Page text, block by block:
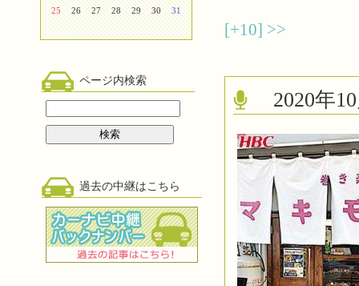
25
26 27 28 29 30 31
ページ内検索
過去の中継はこちら
[+10] >>
2020年